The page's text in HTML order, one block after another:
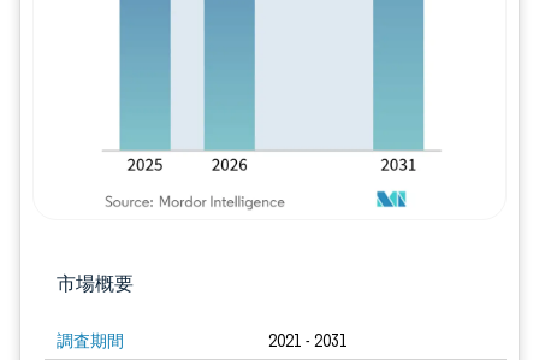
市場概要
調査期間 2021 - 2031